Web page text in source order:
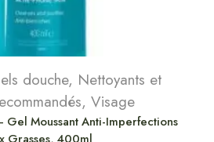
douche, Nettoyants et
, Visage
Gel Moussant Anti-Imperfections